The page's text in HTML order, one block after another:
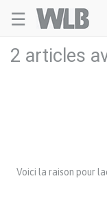
☰
2 articles
Voici la raison pour